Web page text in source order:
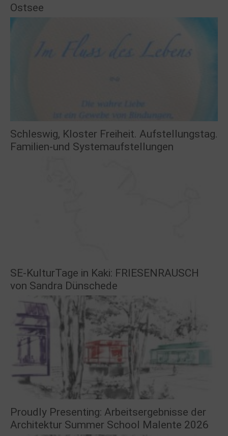
Ostsee
Schleswig, Kloster Freiheit. Aufstellungstag.
Familien-und Systemaufstellungen
SE-KulturTage in Kaki: FRIESENRAUSCH
von Sandra Dünschede
Proudly Presenting: Arbeitsergebnisse der
Architektur Summer School Malente 2026